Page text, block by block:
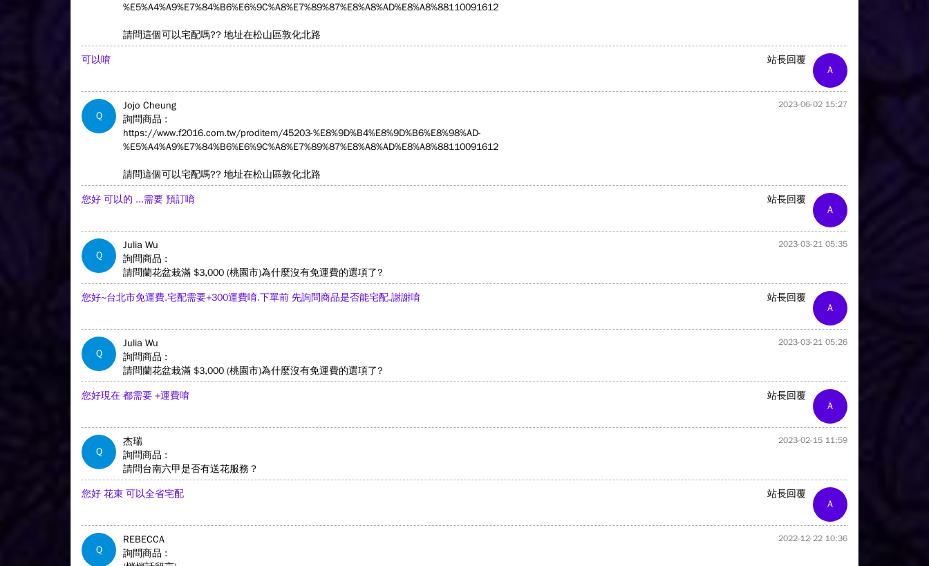
%E5%A4%A9%E7%84%B6%E6%9C%A8%E7%89%87%E8%A8%AD%E8%A8%88110091612
請問這個可以宅配嗎?? 地址在松山區敦化北路
A
站長回覆
可以唷
Q
Jojo Cheung 2023-06-02 15:27
詢問商品 :
https://www.f2016.com.tw/proditem/45203-%E8%9D%B4%E8%9D%B6%E8%98%AD-
%E5%A4%A9%E7%84%B6%E6%9C%A8%E7%89%87%E8%A8%AD%E8%A8%88110091612
請問這個可以宅配嗎?? 地址在松山區敦化北路
A
站長回覆
您好 可以的 ...需要 預訂唷
Q
Julia Wu 2023-03-21 05:35
詢問商品 :
請問蘭花盆栽滿 $3,000 (桃園市)為什麼沒有免運費的選項了?
A
站長回覆
您好~台北市免運費.宅配需要+300運費唷.下單前 先詢問商品是否能宅配.謝謝唷
Q
Julia Wu 2023-03-21 05:26
詢問商品 :
請問蘭花盆栽滿 $3,000 (桃園市)為什麼沒有免運費的選項了?
A
站長回覆
您好現在 都需要 +運費唷
Q
杰瑞 2023-02-15 11:59
詢問商品 :
請問台南六甲是否有送花服務？
A
站長回覆
您好 花束 可以全省宅配
Q
REBECCA 2022-12-22 10:36
詢問商品 :